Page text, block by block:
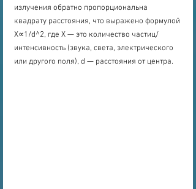
излучения обратно пропорциональна
квадрату расстояния, что выражено формулой
X∝1/d^2, где Х — это количество частиц/
интенсивность (звука, света, электрического
или другого поля), d — расстояния от центра.